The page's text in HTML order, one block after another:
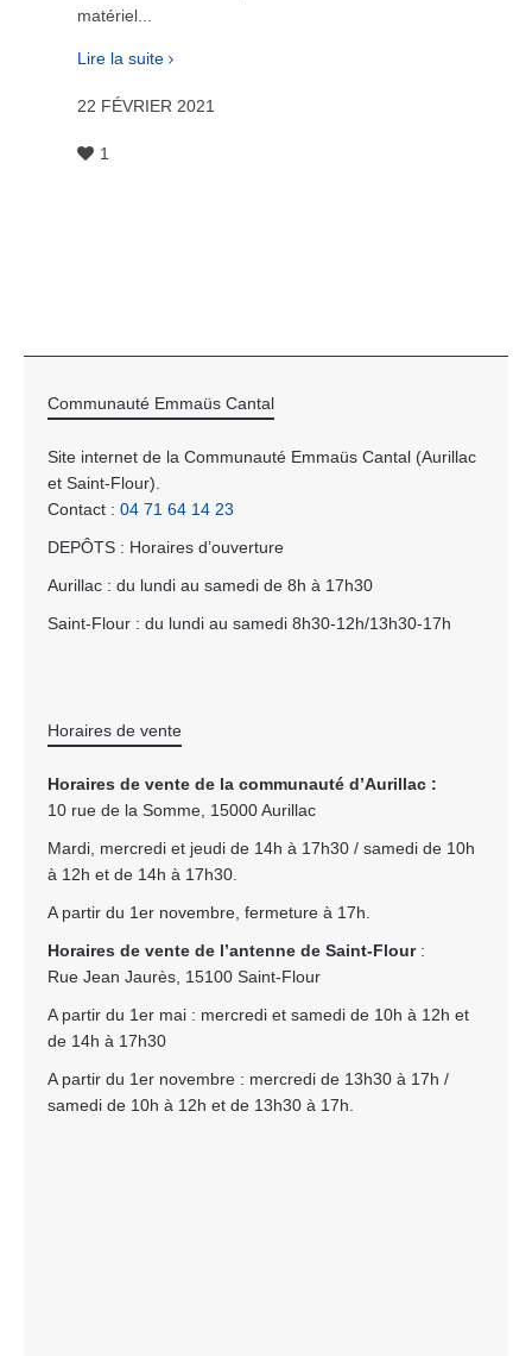
matériel...
Lire la suite
22 FÉVRIER 2021
1
Communauté Emmaüs Cantal
Site internet de la Communauté Emmaüs Cantal (Aurillac
et Saint-Flour).
Contact : 04 71 64 14 23
DEPÔTS : Horaires d’ouverture
Aurillac : du lundi au samedi de 8h à 17h30
Saint-Flour : du lundi au samedi 8h30-12h/13h30-17h
Horaires de vente
Horaires de vente de la communauté d’Aurillac :
10 rue de la Somme, 15000 Aurillac
Mardi, mercredi et jeudi de 14h à 17h30 / samedi de 10h
à 12h et de 14h à 17h30.
A partir du 1er novembre, fermeture à 17h.
Horaires de vente de l’antenne de Saint-Flour:
Rue Jean Jaurès, 15100 Saint-Flour
A partir du 1er mai : mercredi et samedi de 10h à 12h et
de 14h à 17h30
A partir du 1er novembre : mercredi de 13h30 à 17h /
samedi de 10h à 12h et de 13h30 à 17h.